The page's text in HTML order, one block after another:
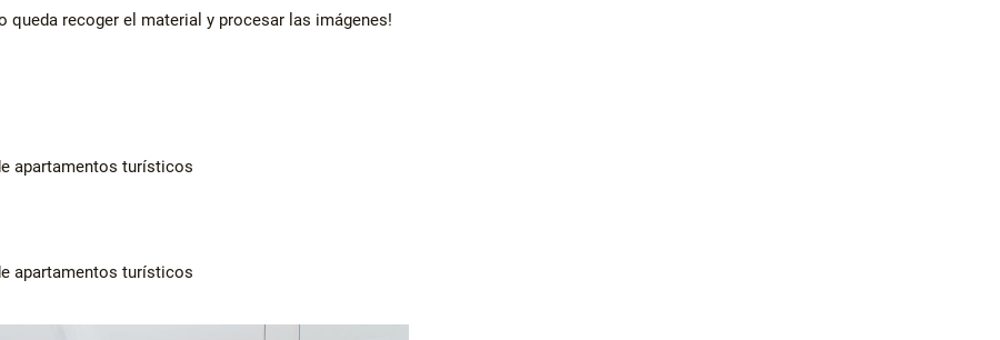
recoger el material y procesar las imágenes!
apartamentos turísticos
apartamentos turísticos